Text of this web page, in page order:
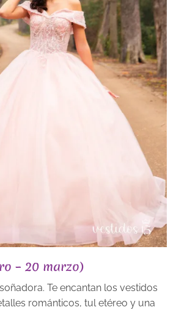
– 20 marzo)
Te encantan los vestidos
románticos, tul etéreo y una